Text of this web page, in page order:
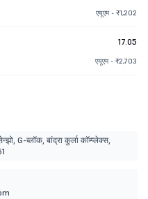
एयूएम - ₹1,202
17.05
एयूएम - ₹2,703
G-ब्लॉक, बांद्रा कुर्ला कॉम्प्लेक्स,